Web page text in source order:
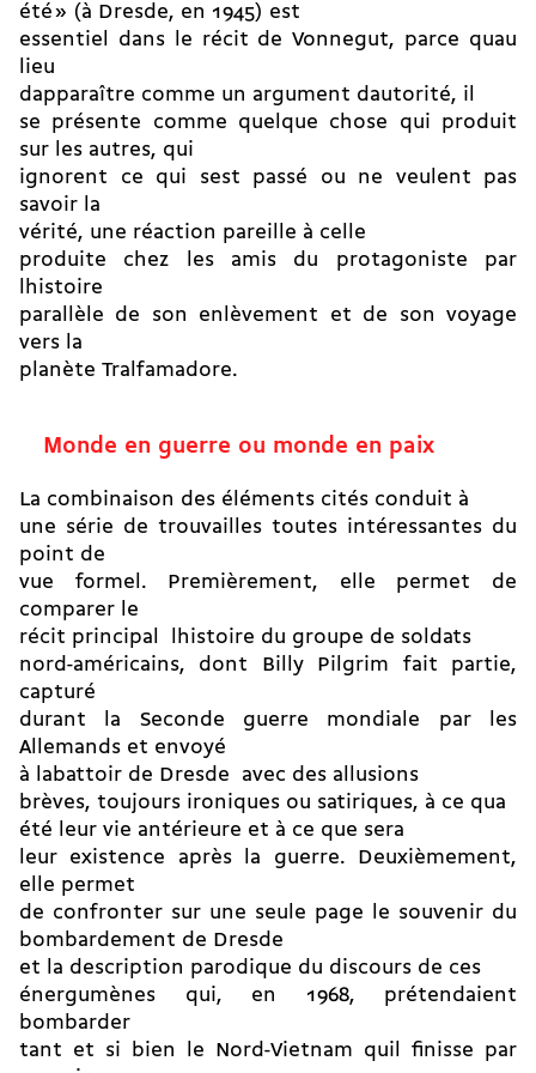
été » (à Dresde, en 1945) est
essentiel dans le récit de Vonnegut, parce quau
lieu
dapparaître comme un argument dautorité, il
se présente comme quelque chose qui produit
sur les autres, qui
ignorent ce qui sest passé ou ne veulent pas
savoir la
vérité, une réaction pareille à celle
produite chez les amis du protagoniste par
lhistoire
parallèle de son enlèvement et de son voyage
vers la
planète Tralfamadore.
Monde en guerre ou monde en paix
La combinaison des éléments cités conduit à
une série de trouvailles toutes intéressantes du
point de
vue formel. Premièrement, elle permet de
comparer le
récit principal  lhistoire du groupe de soldats
nord-américains, dont Billy Pilgrim fait partie,
capturé
durant la Seconde guerre mondiale par les
Allemands et envoyé
à labattoir de Dresde  avec des allusions
brèves, toujours ironiques ou satiriques, à ce qua
été leur vie antérieure et à ce que sera
leur existence après la guerre. Deuxièmement,
elle permet
de confronter sur une seule page le souvenir du
bombardement de Dresde
et la description parodique du discours de ces
énergumènes qui, en 1968, prétendaient
bombarder
tant et si bien le Nord-Vietnam quil finisse par